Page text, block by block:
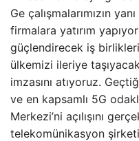
Ge çalışmalarımızın
firmalara yatırım
güçlendirecek iş
ülkemizi ileriye
imzasını atıyoruz.
ve en kapsamlı 5G
Merkezi’ni açılışını
telekomünikasyon